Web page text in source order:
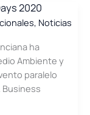
2020
, Noticias
ha
Ambiente y
paralelo
Business